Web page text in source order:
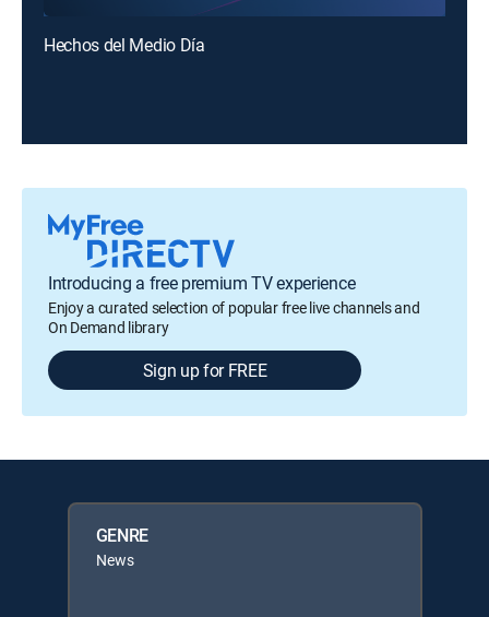
Hechos del Medio Día
Introducing a free premium TV experience
Enjoy a curated selection of popular free live channels and
On Demand library
Sign up for FREE
GENRE
News